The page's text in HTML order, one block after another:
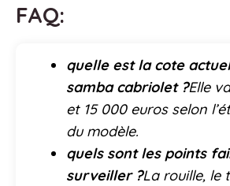
FAQ:
quelle est la cote
samba cabriolet ?Elle
et 15 000 euros selon
du modèle.
quels sont les points
surveiller ?La rouille, le